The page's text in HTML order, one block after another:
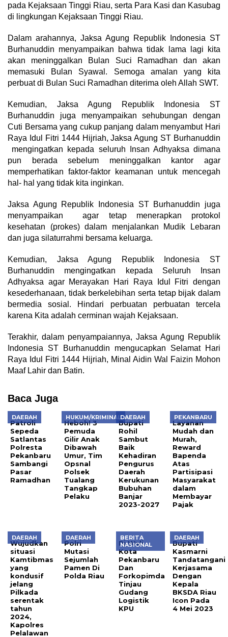
pada Kejaksaan Tinggi Riau, serta Para Kasi dan Kasubag
di lingkungan Kejaksaan Tinggi Riau.
Dalam arahannya, Jaksa Agung Republik Indonesia ST
Burhanuddin menyampaikan bahwa tidak lama lagi kita
akan meninggalkan Bulan Suci Ramadhan dan akan
memasuki Bulan Syawal. Semoga amalan yang kita
perbuat di Bulan Suci Ramadhan diterima oleh Allah SWT.
Kemudian, Jaksa Agung Republik Indonesia ST
Burhanuddin juga menyampaikan sehubungan dengan
Cuti Bersama yang cukup panjang dalam menyambut Hari
Raya Idul Fitri 1444 Hijriah, Jaksa Agung ST Burhanuddin
mengingatkan kepada seluruh Insan Adhyaksa dimana
pun berada sebelum meninggalkan kantor agar
memperhatikan faktor-faktor keamanan untuk mencegah
hal- hal yang tidak kita inginkan.
Jaksa Agung Republik Indonesia ST Burhanuddin juga
menyampaikan agar tetap menerapkan protokol
kesehatan (prokes) dalam menjalankan Mudik Lebaran
dan juga silaturrahmi bersama keluarga.
Kemudian, Jaksa Agung Republik Indonesia ST
Burhanuddin mengingatkan kepada Seluruh Insan
Adhyaksa agar Merayakan Hari Raya Idul Fitri dengan
kesederhanaan, tidak berkelebihan serta tetap bijak dalam
bermedia sosial. Hindari perbuatan perbuatan tercela
karena Kita adalah cerminan wajah Kejaksaan.
Terakhir, dalam penyampaiannya, Jaksa Agung Republik
Indonesia ST Burhanuddin mengucapkan Selamat Hari
Raya Idul Fitri 1444 Hijriah, Minal Aidin Wal Faizin Mohon
Maaf Lahir dan Batin.
Baca Juga
DAERAH
Patroli
Sepeda
Satlantas
Polresta
Pekanbaru
Sambangi
Pasar
Ramadhan
HUKUM/KRIMINAL
Heboh! 3
Pemuda
Gilir Anak
Dibawah
Umur, Tim
Opsnal
Polsek
Tualang
Tangkap
Pelaku
DAERAH
Bupati
Rohil
Sambut
Baik
Kehadiran
Pengurus
Daerah
Kerukunan
Bubuhan
Banjar
2023-2027
PEKANBARU
Layanan
Mudah dan
Murah,
Reward
Bapenda
Atas
Partisipasi
Masyarakat
dalam
Membayar
Pajak
DAERAH
Wujudkan
situasi
Kamtibmas
yang
kondusif
jelang
Pilkada
serentak
tahun
2024,
Kapolres
Pelalawan
DAERAH
Polri
Mutasi
Sejumlah
Pamen Di
Polda Riau
BERITA
NASIONAL
Pj Wali
Kota
Pekanbaru
Dan
Forkopimda
Tinjau
Gudang
Logistik
KPU
DAERAH
Bupati
Kasmarni
Tandatangani
Kerjasama
Dengan
Kepala
BKSDA Riau
Icon Pada
4 Mei 2023